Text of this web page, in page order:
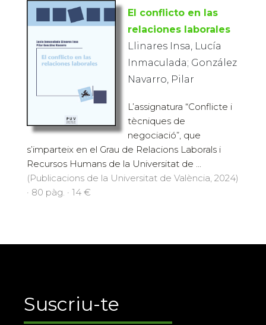
El conflicto en las
relaciones laborales
Llinares Insa, Lucía
Inmaculada; González
Navarro, Pilar
L’assignatura “Conflicte i
tècniques de
negociació”, que
s’imparteix en el Grau de Relacions Laborals i
Recursos Humans de la Universitat de ...
(Publicacions de la Universitat de València, 2024)
· 80 pàg. · 14 €
Suscriu-te